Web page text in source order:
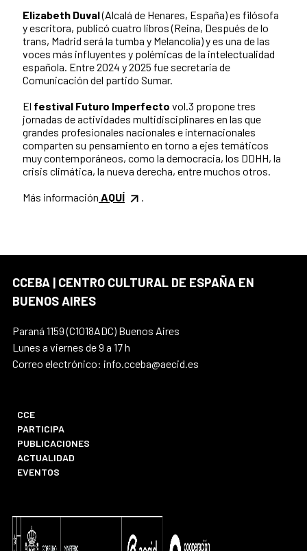
Elizabeth Duval(Alcalá de Henares, España) es filósofa
y escritora, publicó cuatro libros (Reina, Después de lo
trans, Madrid será la tumba y Melancolía) y es una de las
voces más influyentes y polémicas de la intelectualidad
española. Entre 2024 y 2025 fue secretaria de
Comunicación del partido Sumar.
El festival Futuro Imperfecto vol.3 propone tres
jornadas de actividades multidisciplinares en las que
grandes profesionales nacionales e internacionales
comparten su pensamiento en torno a ejes temáticos
muy contemporáneos, como la democracia, los DDHH, la
crisis climática, la nueva derecha, entre muchos otros.
Más información AQUÍ .
CCEBA | CENTRO CULTURAL DE ESPAÑA EN
BUENOS AIRES
Paraná 1159 (C1018ADC) Buenos Aires
Lunes a viernes de 9 a 17 h
Correo electrónico: info.cceba@aecid.es
CCE
PARTICIPA
PUBLICACIONES
ACTUALIDAD
EVENTOS